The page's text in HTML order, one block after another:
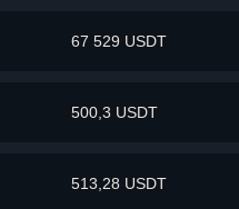
67 529 USDT
500,3 USDT
513,28 USDT